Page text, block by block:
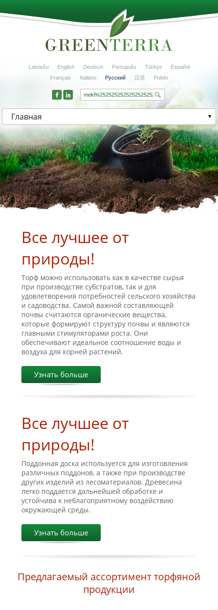
Latviešu English Deutsch Português Türkçe
Español
Français
Italiano Русский 汉语 Polski
Главная
Все лучшее от
природы!
Торф можно использовать как в качестве сырья
при производстве субстратов, так и для
удовлетворения потребностей сельского хозяйства
и садоводства. Самой важной составляющей
почвы считаются органические вещества,
которые формируют структуру почвы и являются
главными стимуляторами роста. Они
обеспечивают идеальное соотношение воды и
воздуха для корней растений.
Узнать больше
Все лучшее от
природы!
Поддонная доска используется для изготовления
различных поддонов, а также при производстве
других изделий из лесоматериалов. Древесина
легко поддается дальнейшей обработке и
устойчива к неблагоприятному воздействию
окружающей среды.
Узнать больше
Предлагаемый ассортимент торфяной
продукции